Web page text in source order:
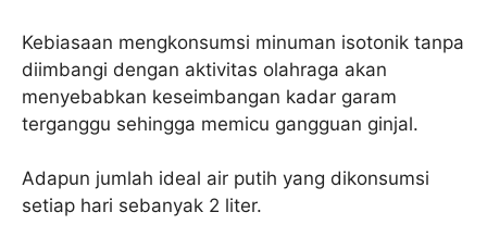
Kebiasaan mengkonsumsi minuman isotonik tanpa
diimbangi dengan aktivitas olahraga akan
menyebabkan keseimbangan kadar garam
terganggu sehingga memicu gangguan ginjal.
Adapun jumlah ideal air putih yang dikonsumsi
setiap hari sebanyak 2 liter.